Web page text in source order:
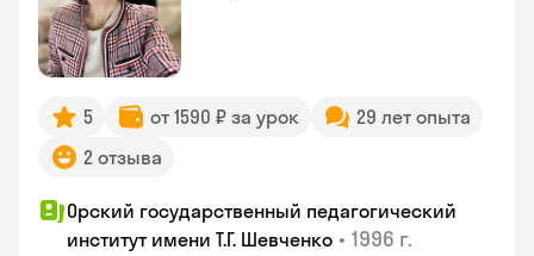
5 от 1590 ₽ за урок
29 лет опыта
2 отзыва
Орский государственный педагогический
институт имени Т.Г. Шевченко • 1996 г.